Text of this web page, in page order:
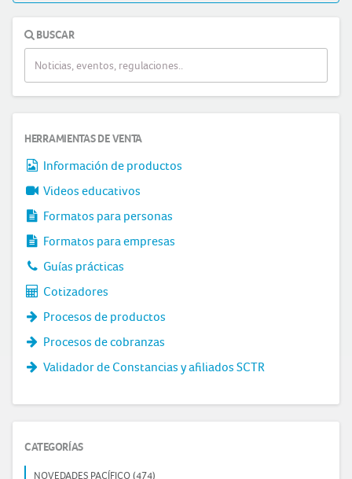
BUSCAR
HERRAMIENTAS DE VENTA
Información de productos
Videos educativos
Formatos para personas
Formatos para empresas
Guías prácticas
Cotizadores
Procesos de productos
Procesos de cobranzas
Validador de Constancias y afiliados SCTR
CATEGORÍAS
NOVEDADES PACÍFICO (474)